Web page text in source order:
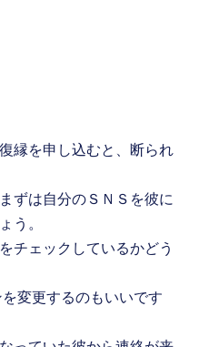
縁を申し込むと、断られ
ずは自分のＳＮＳを彼に
う。
チェックしているかどう
変更するのもいいです